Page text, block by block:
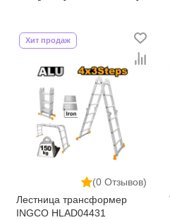
(0 Отзывов)
Хит продаж
Лестница трансформер
INGCO HLAD04431